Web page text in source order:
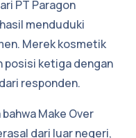
PT Paragon
menduduki
Merek kosmetik
posisi ketiga dengan
responden.
Make Over
dari luar negeri,